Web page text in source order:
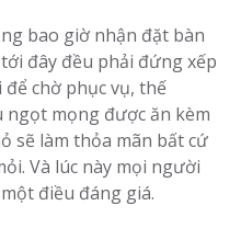
bao giờ nhận đặt bàn
đây đều phải đứng xếp
chờ phục vụ, thế
mọng được ăn kèm
sẽ làm thỏa mãn bất cứ
Và lúc này mọi người
điều đáng giá.